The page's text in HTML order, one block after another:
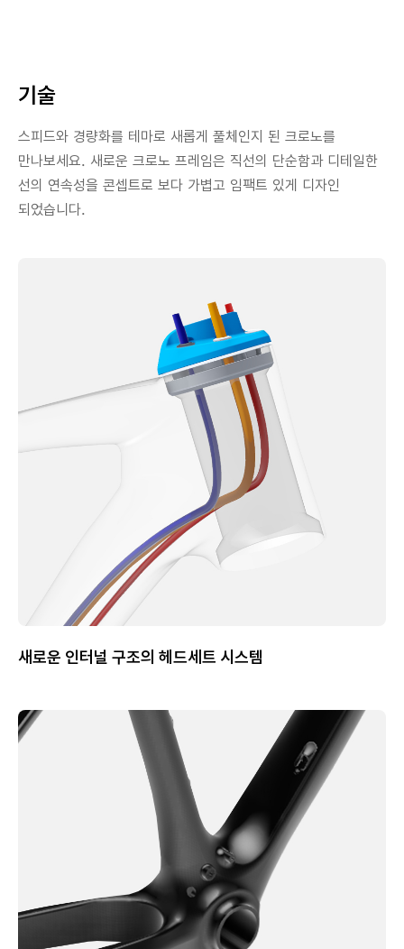
기술
스피드와 경량화를 테마로 새롭게 풀체인지 된 크로노를
만나보세요. 새로운 크로노 프레임은 직선의 단순함과 디테일한
선의 연속성을 콘셉트로 보다 가볍고 임팩트 있게 디자인
되었습니다.
새로운 인터널 구조의 헤드세트 시스템